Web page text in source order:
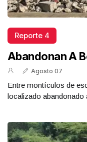
Reporte 4
Abandonan A
Agosto 07
Entre montículos de
localizado abandonado